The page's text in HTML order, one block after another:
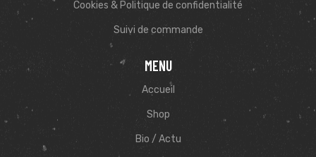
Cookies & Politique de confidentialité
Suivi de commande
MENU
Accueil
Shop
Bio / Actu